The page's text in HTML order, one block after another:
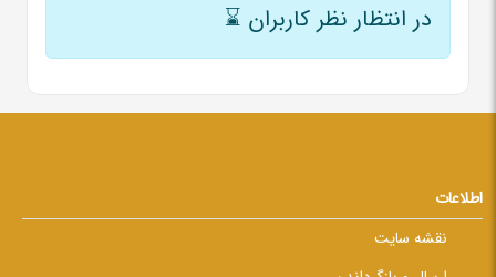
در انتظار نظر کاربران ⌛
اطلاعات
نقشه سایت